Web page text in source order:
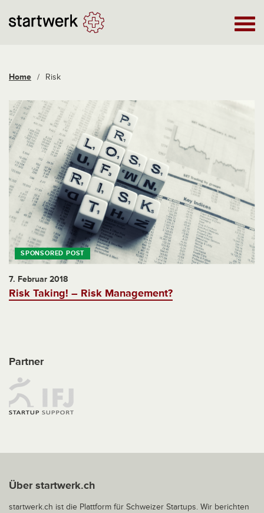
Home / Risk
7. Februar 2018
Risk Taking! – Risk Management?
Partner
Über startwerk.ch
startwerk.ch ist die Plattform für Schweizer Startups. Wir berichten